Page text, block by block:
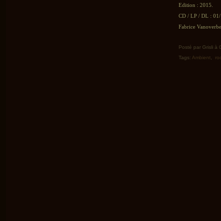
Edition : 2015.
CD / LP / DL :
Fabrice
Posté par Grisli à
Tags: Ambient